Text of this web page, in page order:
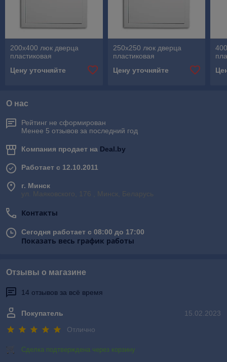
200х400 люк дверца
пластиковая
Цену уточняйте
250х250 люк дверца
пластиковая
Цену уточняйте
О нас
Рейтинг не сформирован
Менее 5 отзывов за последний год
Компания продает на Deal.by
Работает с 12.10.2011
г. Минск
ул. Маяковского, 176 , Минск, Беларусь
Контакты
Сегодня работает с 08:00 до 17:00
Показать весь график работы
Отзывы о магазине
14 отзывов за всё время
15.02.2023
Покупатель
Отлично
Сделка подтверждена через корзину